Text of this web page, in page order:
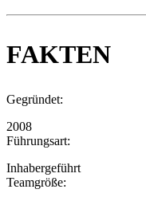
FAKTEN
Gegründet:
2008
Führungsart:
Inhabergeführt
Teamgröße: